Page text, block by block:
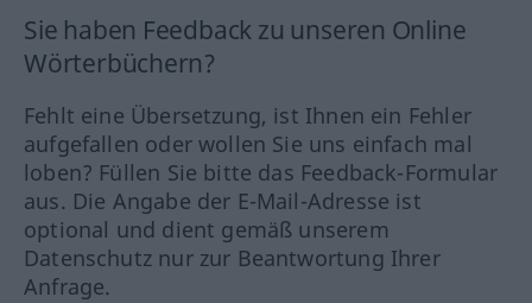
Sie haben Feedback zu unseren Online
Wörterbüchern?
Fehlt eine Übersetzung, ist Ihnen ein Fehler
aufgefallen oder wollen Sie uns einfach mal
loben? Füllen Sie bitte das Feedback-Formular
aus. Die Angabe der E-Mail-Adresse ist
optional und dient gemäß unserem
Datenschutz nur zur Beantwortung Ihrer
Anfrage.